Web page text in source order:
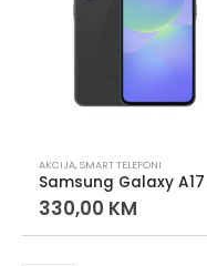
AKCIJA,SMART TELEFONI
330,00 KM